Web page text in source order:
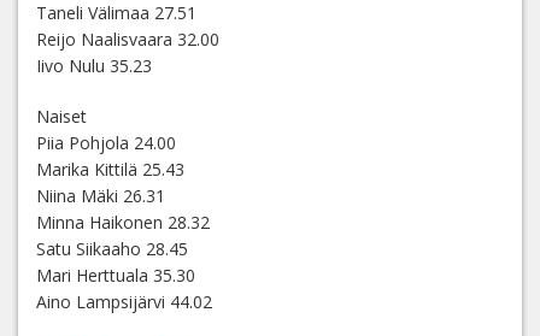
Taneli Välimaa 27.51
Reijo Naalisvaara 32.00
Iivo Nulu 35.23
Naiset
Piia Pohjola 24.00
Marika Kittilä 25.43
Niina Mäki 26.31
Minna Haikonen 28.32
Satu Siikaaho 28.45
Mari Herttuala 35.30
Aino Lampsijärvi 44.02